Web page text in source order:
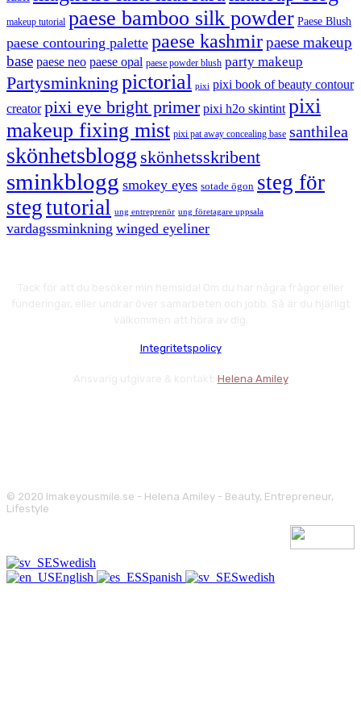
makeup tutorial paese bamboo silk powder Paese Blush
paese contouring palette paese kashmirpaese makeup
base paese neo paese opal paese powder blush party makeup
Partysminkning pictorial pixi pixi book of beauty contour
creator pixi eye bright primer pixi h2o skintint pixi
makeup fixing mist pixi pat away concealing base santhilea
skönhetsblogg skönhetsskribent
sminkblogg smokey eyes sotade ögon steg för
stegtutorial ung entreprenör ung företagare uppsala
vardagssminkning winged eyeliner
Integritetspolicy
Helena Amiley
© 2020 Imakeyousmile.se - Helena Amiley - Beauty, Entrepreneur,
Lifestyle
Swedish
English
Spanish Swedish